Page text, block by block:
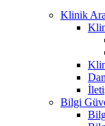
Klinik
Bilgi